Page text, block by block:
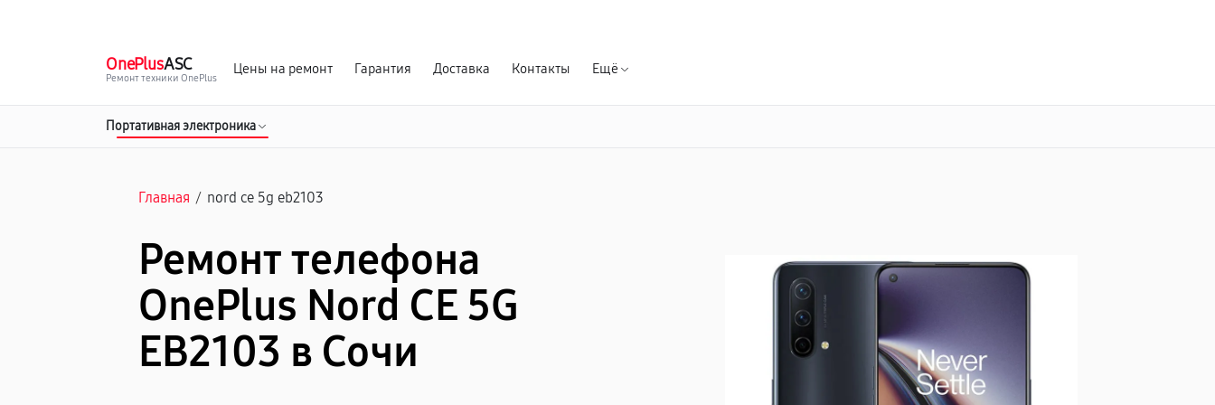
OnePlusASC
Ремонт техники OnePlus
Цены на ремонт Гарантия Доставка Контакты Ещё
Портативная электроника
Главная / nord ce 5g eb2103
Ремонт телефона
OnePlus Nord CE 5G
EB2103 в Сочи